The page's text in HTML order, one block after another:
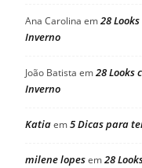
Ana Carolina em28
Inverno
João Batista em28 Looks
Inverno
Katiaem5 Dicas para
milene lopesem28